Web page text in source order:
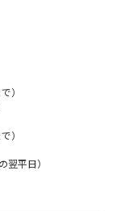
）
）
翌平日）